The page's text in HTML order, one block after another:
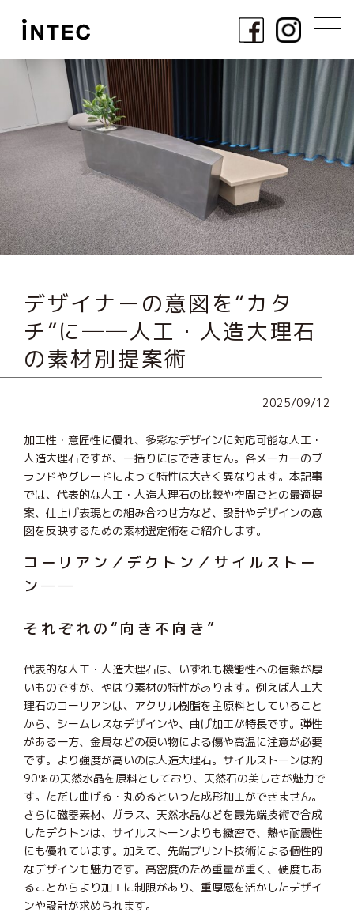
デザイナーの意図を“カタ
チ”に──人工・人造大理石
の素材別提案術
2025/09/12
加工性・意匠性に優れ、多彩なデザインに対応可能な人工・
人造大理石ですが、一括りにはできません。各メーカーのブ
ランドやグレードによって特性は大きく異なります。本記事
では、代表的な人工・人造大理石の比較や空間ごとの最適提
案、仕上げ表現との組み合わせ方など、設計やデザインの意
図を反映するための素材選定術をご紹介します。
コーリアン／デクトン／サイルストー
ン──
それぞれの“向き不向き”
代表的な人工・人造大理石は、いずれも機能性への信頼が厚
いものですが、やはり素材の特性があります。例えば人工大
理石のコーリアンは、アクリル樹脂を主原料としていること
から、シームレスなデザインや、曲げ加工が特長です。弾性
がある一方、金属などの硬い物による傷や高温に注意が必要
です。より強度が高いのは人造大理石。サイルストーンは約
90％の天然水晶を原料としており、天然石の美しさが魅力で
す。ただし曲げる・丸めるといった成形加工ができません。
さらに磁器素材、ガラス、天然水晶などを最先端技術で合成
したデクトンは、サイルストーンよりも緻密で、熱や耐震性
にも優れています。加えて、先端プリント技術による個性的
なデザインも魅力です。高密度のため重量が重く、硬度もあ
ることからより加工に制限があり、重厚感を活かしたデザイ
ンや設計が求められます。